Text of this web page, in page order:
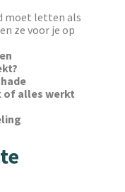
moet letten als
ze voor je op
of alles werkt